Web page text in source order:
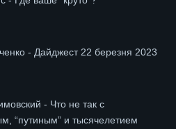
- Дайджест 22 березня 2023
- Что не так с
“путиным” и тысячелетием